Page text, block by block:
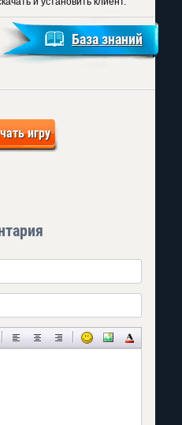
База знаний
игру